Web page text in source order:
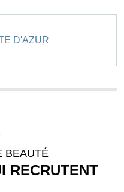
D'AZUR
BEAUTÉ
RECRUTENT